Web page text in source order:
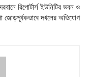
রিপোর্টার্স ইউনিটির ভবন ও
জোড়পূর্বকভাবে দখলের অভিযোগ